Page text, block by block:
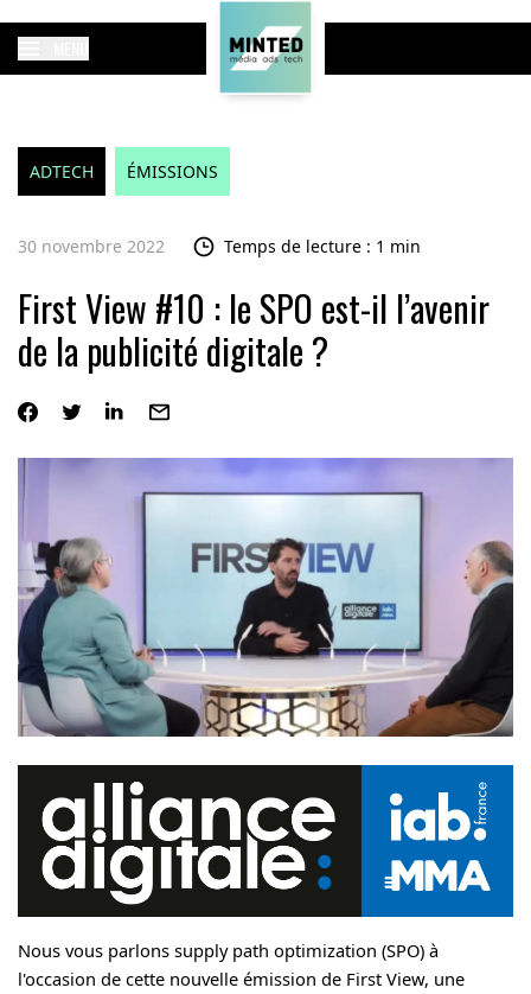
ADTECH ÉMISSIONS
30 novembre 2022 Temps de lecture : 1 min
First View #10 : le SPO est-il l’avenir
de la publicité digitale ?
Nous vous parlons supply path optimization (SPO) à
l'occasion de cette nouvelle émission de First View, une